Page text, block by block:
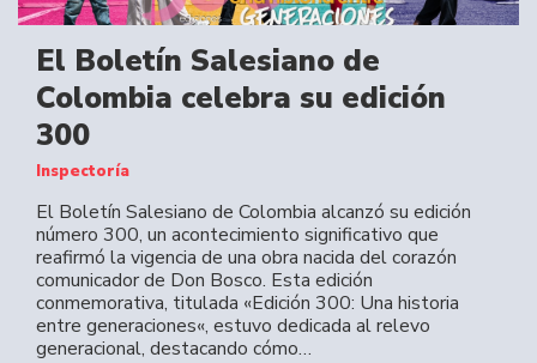
El Boletín Salesiano de
Colombia celebra su edición
300
Inspectoría
El Boletín Salesiano de Colombia alcanzó su edición
número 300, un acontecimiento significativo que
reafirmó la vigencia de una obra nacida del corazón
comunicador de Don Bosco. Esta edición
conmemorativa, titulada «Edición 300: Una historia
entre generaciones«, estuvo dedicada al relevo
generacional, destacando cómo…